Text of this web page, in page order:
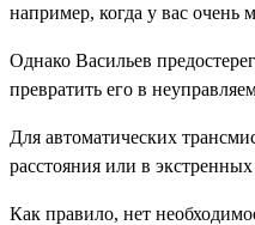
например, когда у вас очень
Однако Васильев
превратить его в
Для автоматических
расстояния или в
Как правило, нет